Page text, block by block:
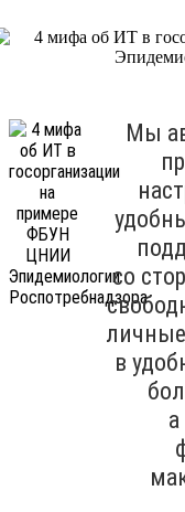
Мы
со
в